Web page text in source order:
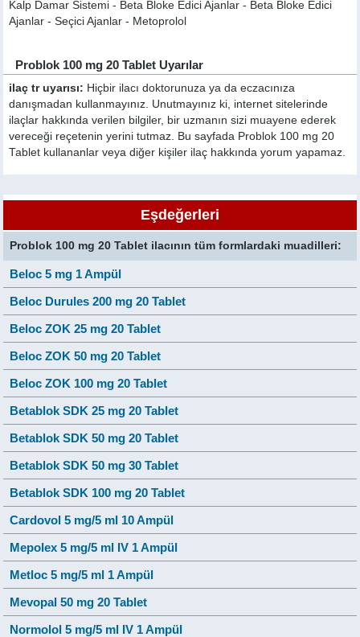
Kalp Damar Sistemi - Beta Bloke Edici Ajanlar - Beta Bloke Edici
Ajanlar - Seçici Ajanlar - Metoprolol
Problok 100 mg 20 Tablet Uyarılar
ilaç tr uyarısı: Hiçbir ilacı doktorunuza ya da eczacınıza
danışmadan kullanmayınız. Unutmayınız ki, internet sitelerinde
ilaçlar hakkında verilen bilgiler, bir uzmanın sizi muayene ederek
vereceği reçetenin yerini tutmaz. Bu sayfada Problok 100 mg 20
Tablet kullananlar veya diğer kişiler ilaç hakkında yorum yapamaz.
Eşdeğerleri
Problok 100 mg 20 Tablet ilacının tüm formlardaki muadilleri:
Beloc 5 mg 1 Ampül
Beloc Durules 200 mg 20 Tablet
Beloc ZOK 25 mg 20 Tablet
Beloc ZOK 50 mg 20 Tablet
Beloc ZOK 100 mg 20 Tablet
Betablok SDK 25 mg 20 Tablet
Betablok SDK 50 mg 20 Tablet
Betablok SDK 50 mg 30 Tablet
Betablok SDK 100 mg 20 Tablet
Cardovol 5 mg/5 ml 10 Ampül
Mepolex 5 mg/5 ml IV 1 Ampül
Metloc 5 mg/5 ml 1 Ampül
Mevopal 50 mg 20 Tablet
Normolol 5 mg/5 ml IV 1 Ampül